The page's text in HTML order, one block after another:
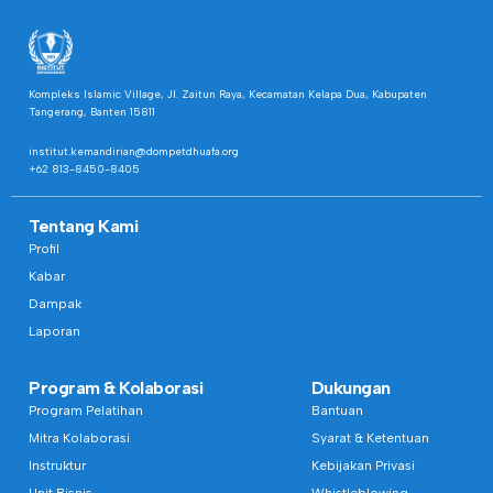
Kompleks Islamic Village, Jl. Zaitun Raya, Kecamatan Kelapa Dua, Kabupaten
Tangerang, Banten 15811
institut.kemandirian@dompetdhuafa.org
+62 813-8450-8405
Tentang Kami
Profil
Kabar
Dampak
Laporan
Program & Kolaborasi
Program Pelatihan
Mitra Kolaborasi
Instruktur
Dukungan
Bantuan
Syarat & Ketentuan
Kebijakan Privasi